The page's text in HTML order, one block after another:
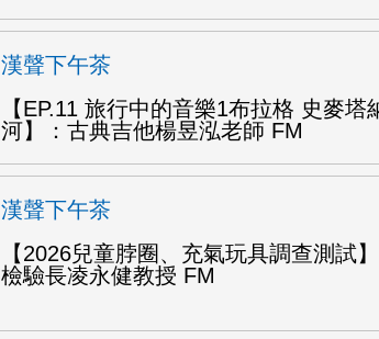
漢聲下午茶
【EP.11 旅行中的音樂1布拉格 史麥塔
河】：古典吉他楊昱泓老師 FM
漢聲下午茶
【2026兒童脖圈、充氣玩具調查測試
檢驗長凌永健教授 FM